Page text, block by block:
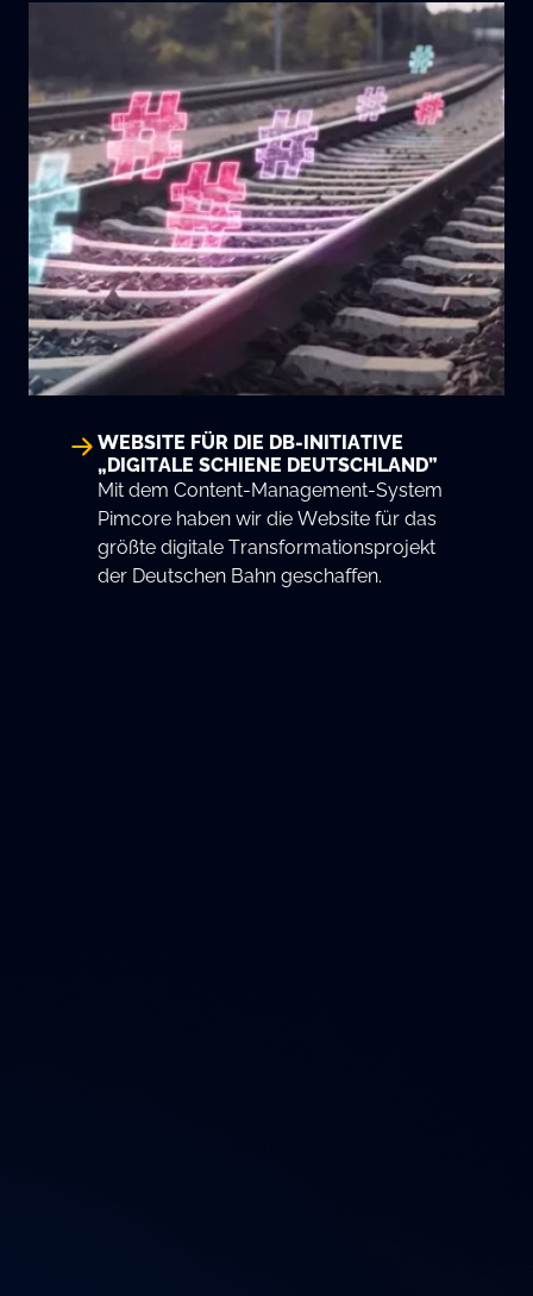
WEBSITE FÜR DIE DB-INITIATIVE
„DIGITALE SCHIENE DEUTSCHLAND”
Mit dem Content-Management-System
Pimcore haben wir die Website für das
größte digitale Transformationsprojekt
der Deutschen Bahn geschaffen.